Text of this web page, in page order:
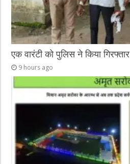
एक वारंटी को पुलिस ने किया गिरफ्तार
9 hours ago